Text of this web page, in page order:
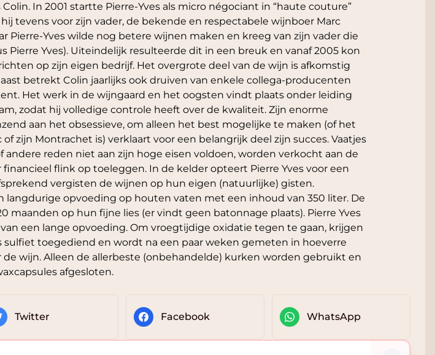
In 2001 startte Pierre-Yves als micro négociant in “haute couture”
tevens voor zijn vader, de bekende en respectabele wijnboer Marc
Pierre-Yves wilde nog betere wijnen maken en kreeg van zijn vader die
Pierre Yves). Uiteindelijk resulteerde dit in een breuk en vanaf 2005 kon
op zijn eigen bedrijf. Het overgrote deel van de wijn is afkomstig
betrekt Colin jaarlijks ook druiven van enkele collega-producenten
Het werk in de wijngaard en het oogsten vindt plaats onder leiding
zodat hij volledige controle heeft over de kwaliteit. Zijn enorme
aan het obsessieve, om alleen het best mogelijke te maken (of het
zijn Montrachet is) verklaart voor een belangrijk deel zijn succes. Vaatjes
andere reden niet aan zijn hoge eisen voldoen, worden verkocht aan de
financieel flink op toeleggen. In de kelder opteert Pierre Yves voor een
vergisten de wijnen op hun eigen (natuurlijke) gisten.
langdurige opvoeding op houten vaten met een inhoud van 350 liter. De
maanden op hun fijne lies (er vindt geen batonnage plaats). Pierre Yves
een lange opvoeding. Om vroegtijdige oxidatie tegen te gaan, krijgen
sulfiet toegediend en wordt na een paar weken gemeten in hoeverre
wijn. Alleen de allerbeste (onbehandelde) kurken worden gebruikt en
afgesloten.
Twitter Facebook WhatsApp